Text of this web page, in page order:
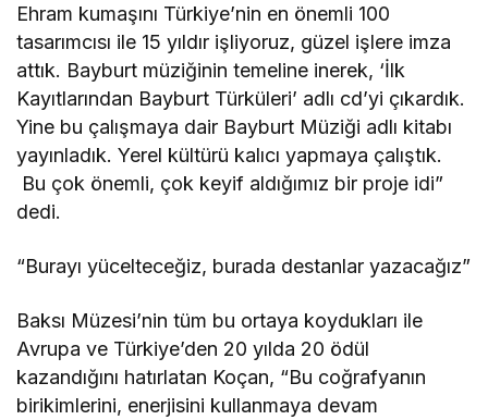
Ehram kumaşını Türkiye’nin en önemli 100
tasarımcısı ile 15 yıldır işliyoruz, güzel işlere imza
attık. Bayburt müziğinin temeline inerek, ‘İlk
Kayıtlarından Bayburt Türküleri’ adlı cd’yi çıkardık.
Yine bu çalışmaya dair Bayburt Müziği adlı kitabı
yayınladık. Yerel kültürü kalıcı yapmaya çalıştık.
Bu çok önemli, çok keyif aldığımız bir proje idi”
dedi.
“Burayı yücelteceğiz, burada destanlar yazacağız”
Baksı Müzesi’nin tüm bu ortaya koydukları ile
Avrupa ve Türkiye’den 20 yılda 20 ödül
kazandığını hatırlatan Koçan, “Bu coğrafyanın
birikimlerini, enerjisini kullanmaya devam